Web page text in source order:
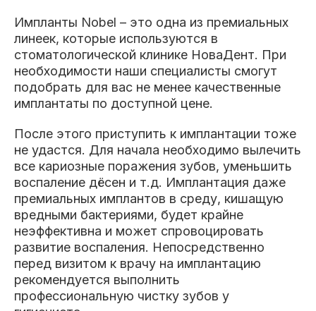
Импланты Nobel – это одна из премиальных
линеек, которые используются в
стоматологической клинике НоваДент. При
необходимости наши специалисты смогут
подобрать для вас не менее качественные
имплантаты по доступной цене.
После этого приступить к имплантации тоже
не удастся. Для начала необходимо вылечить
все кариозные поражения зубов, уменьшить
воспаление дёсен и т.д. Имплантация даже
премиальных имплантов в среду, кишащую
вредными бактериями, будет крайне
неэффективна и может спровоцировать
развитие воспаления. Непосредственно
перед визитом к врачу на имплантацию
рекомендуется выполнить
профессиональную чистку зубов у